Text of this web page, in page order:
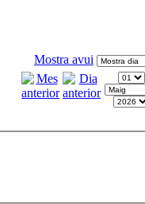
Mostra avui